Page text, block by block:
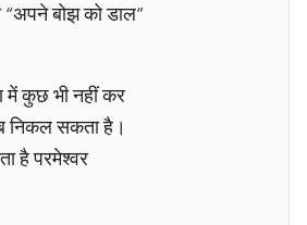
बोझ को डाल”
में कुछ भी नहीं कर
निकल सकता है।
है परमेश्वर